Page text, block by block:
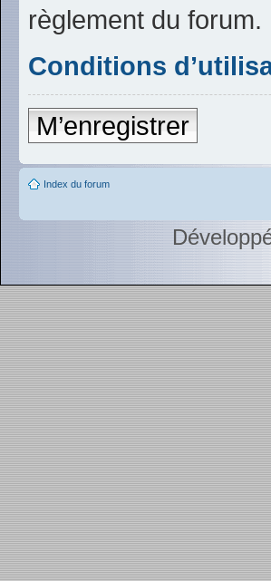
règlement du forum.
Conditions
M’enregistrer
Index du forum